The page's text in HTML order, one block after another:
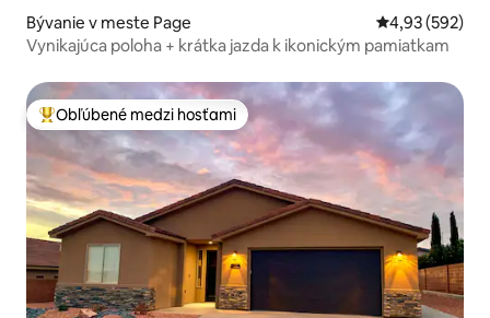
Bývanie v meste Page Priemerné
4,93 (592)
Vynikajúca poloha + krátka jazda k ikonickým pamiatkam
Najobľúbenejšie medzi hosťami
Obľúbené medzi hosťami